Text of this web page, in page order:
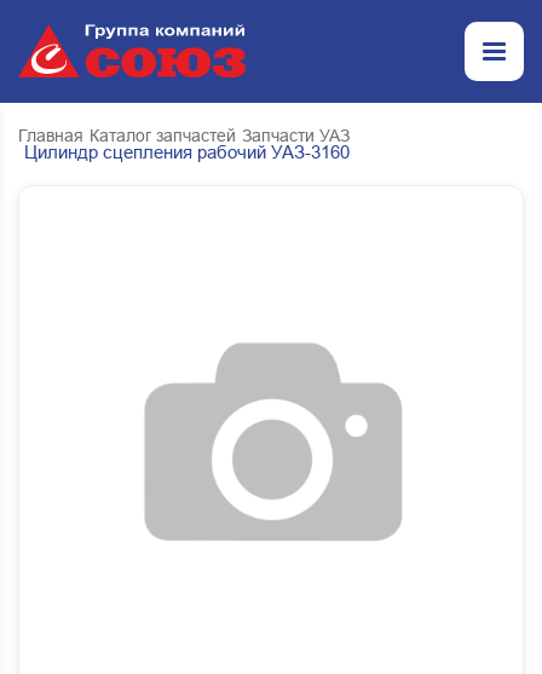
Главная Каталог запчастей Запчасти УАЗ
Цилиндр сцепления рабочий УАЗ-3160